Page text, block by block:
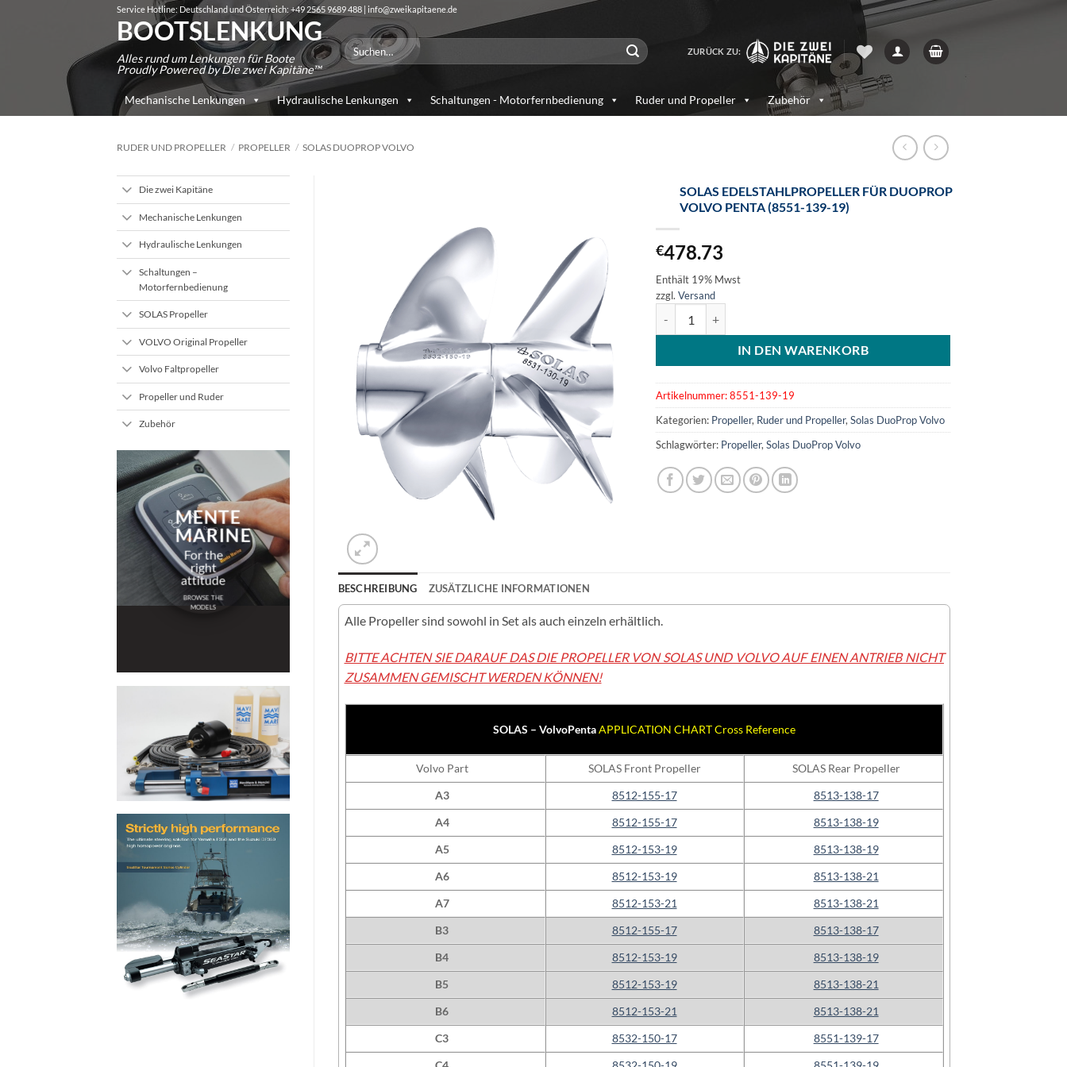
Service Hotline: Deutschland und Österreich: +49 2565 9689 488 | info@zweikapitaene.de
BOOTSLENKUNG
Alles rund um Lenkungen für Boote
Proudly Powered by Die zwei Kapitäne™
Suchen
nach:
ZURÜCK ZU:
Mechanische Lenkungen Hydraulische Lenkungen Schaltungen - Motorfernbedienung Ruder und Propeller Zubehör
RUDER UND PROPELLER / PROPELLER / SOLAS DUOPROP VOLVO
Die zwei Kapitäne
Mechanische Lenkungen
Hydraulische Lenkungen
Schaltungen –
Motorfernbedienung
SOLAS Propeller
VOLVO Original Propeller
Volvo Faltpropeller
Propeller und Ruder
Zubehör
MENTE
MARINE
For the
right
attitude
BROWSE THE
MODELS
Wunschliste
SOLAS EDELSTAHLPROPELLER FÜR DUOPROP
VOLVO PENTA (8551-139-19)
€478.73
Enthält 19% Mwst
zzgl.Versand
IN DEN WARENKORB
Artikelnummer:8551-139-19
Kategorien: Propeller, Ruder und Propeller,Solas DuoProp Volvo
Schlagwörter: Propeller,Solas DuoProp Volvo
BESCHREIBUNG ZUSÄTZLICHE INFORMATIONEN
Alle Propeller sind sowohl in Set als auch einzeln erhältlich.
BITTE ACHTEN SIE DARAUF DAS DIE PROPELLER VON SOLAS UND VOLVO AUF EINEN ANTRIEB NICHT
ZUSAMMEN GEMISCHT WERDEN KÖNNEN!
SOLAS – VolvoPenta APPLICATION CHART Cross Reference
Volvo Part SOLAS Front Propeller
SOLAS Rear Propeller
A3
8512-155-17
8513-138-17
A4
8512-155-17
8513-138-19
A5
8512-153-19
8513-138-19
A6
8512-153-19
8513-138-21
A7
8512-153-21
8513-138-21
B3
8512-155-17
8513-138-17
B4
8512-153-19
8513-138-19
B5
8512-153-19
8513-138-21
B6
8512-153-21
8513-138-21
C3
8532-150-17
8551-139-17